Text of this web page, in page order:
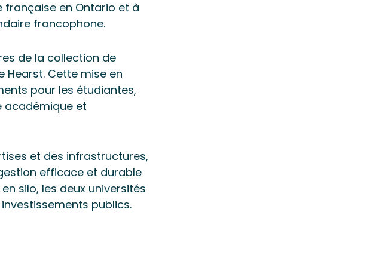
en Ontario et à
francophone.
de la collection de
Hearst. Cette mise en
pour les étudiantes,
académique et
et des infrastructures,
efficace et durable
silo, les deux universités
publics.